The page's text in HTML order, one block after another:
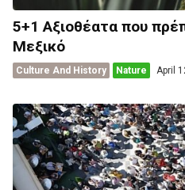
5+1 Αξιοθέατα που
Μεξικό
Culture And History Nature April